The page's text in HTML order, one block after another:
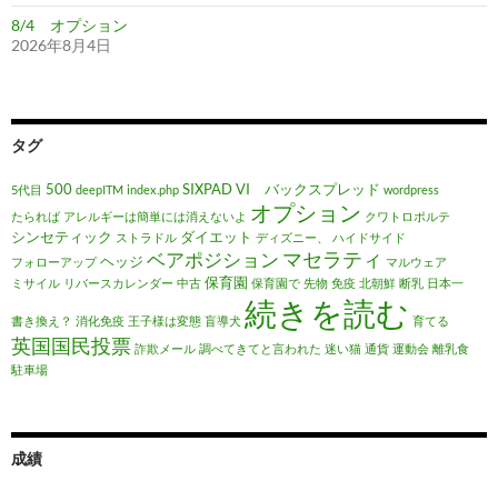
8/4 オプション
2026年8月4日
タグ
5代目 500 deepITM index.php SIXPADVI バックスプレッド wordpress
たられば アレルギーは簡単には消えないよ オプション クワトロポルテ
シンセティック ストラドル ダイエット ディズニー、
ハイドサイド
フォローアップ ヘッジ ベアポジション マセラティ マルウェア
ミサイル リバースカレンダー 中古 保育園 保育園で 先物 免疫 北朝鮮 断乳 日本一
書き換え？ 消化免疫 王子様は変態 盲導犬 続きを読む 育てる
英国国民投票 詐欺メール 調べてきてと言われた 迷い猫 通貨 運動会 離乳食
駐車場
成績